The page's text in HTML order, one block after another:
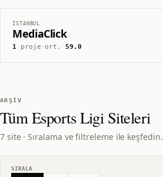
İSTANBUL
MediaClick
1proje ·ort.59.0
ARŞIV
TümEsports LigiSiteleri
7 site · Sıralama ve filtreleme ile keşfedin.
SIRALA